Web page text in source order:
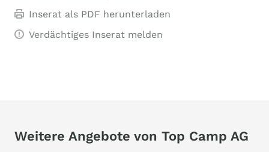
Inserat als PDF herunterladen
Verdächtiges Inserat melden
Weitere Angebote von Top Camp AG